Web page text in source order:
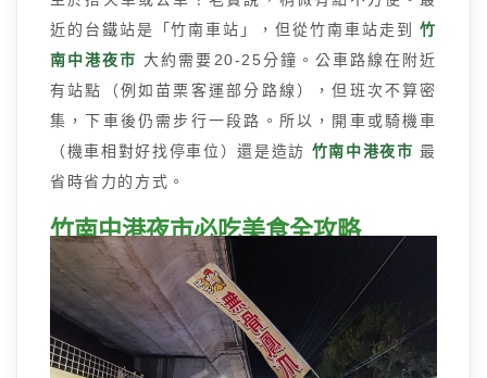
近的台鐵站是「竹南車站」，但從竹南車站走到竹
南中港夜市 大約需要20-25分鐘。公車路線在附近
有站點（例如苗栗客運部分路線），但班次不算密
集，下車後仍需步行一段路。所以，開車或騎機車
（機車相對好找停車位）還是造訪 竹南中港夜市 最
省時省力的方式。
竹南中港夜市必吃美食全攻略